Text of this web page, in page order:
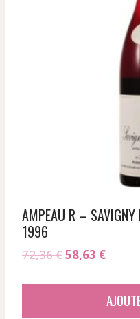
AMPEAU R –
1996
72,36€Le
58,63 €Le
est :